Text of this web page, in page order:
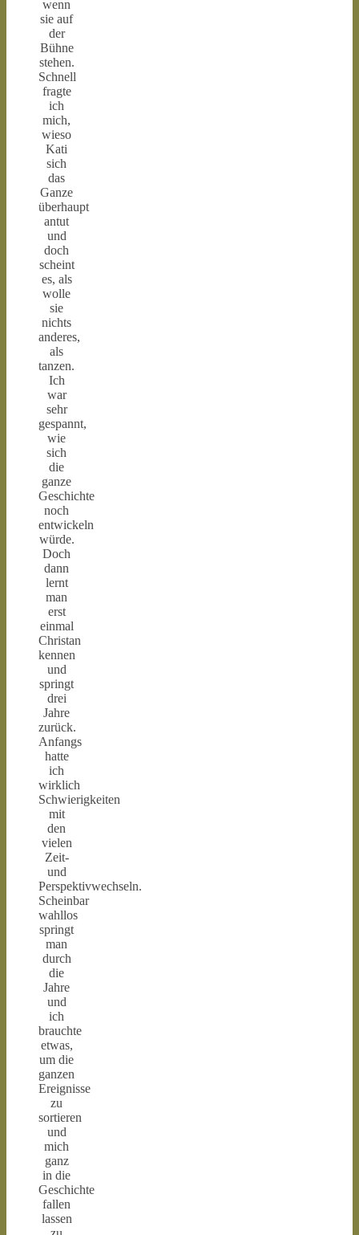
wenn
sie auf
der
Bühne
stehen.
Schnell
fragte
ich
mich,
wieso
Kati
sich
das
Ganze
überhaupt
antut
und
doch
scheint
es, als
wolle
sie
nichts
anderes,
als
tanzen.
Ich
war
sehr
gespannt,
wie
sich
die
ganze
Geschichte
noch
entwickeln
würde.
Doch
dann
lernt
man
erst
einmal
Christan
kennen
und
springt
drei
Jahre
zurück.
Anfangs
hatte
ich
wirklich
Schwierigkeiten
mit
den
vielen
Zeit-
und
Perspektivwechseln.
Scheinbar
wahllos
springt
man
durch
die
Jahre
und
ich
brauchte
etwas,
um die
ganzen
Ereignisse
zu
sortieren
und
mich
ganz
in die
Geschichte
fallen
lassen